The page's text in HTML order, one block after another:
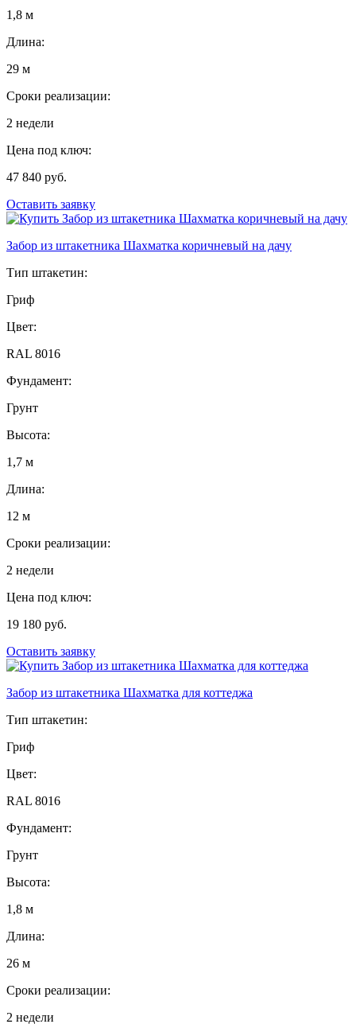
1,8 м
Длина:
29 м
Сроки реализации:
2 недели
Цена под ключ:
47 840 руб.
Оставить заявку
Забор из штакетника Шахматка коричневый на дачу
Тип штакетин:
Гриф
Цвет:
RAL 8016
Фундамент:
Грунт
Высота:
1,7 м
Длина:
12 м
Сроки реализации:
2 недели
Цена под ключ:
19 180 руб.
Оставить заявку
Забор из штакетника Шахматка для коттеджа
Тип штакетин:
Гриф
Цвет:
RAL 8016
Фундамент:
Грунт
Высота:
1,8 м
Длина:
26 м
Сроки реализации:
2 недели